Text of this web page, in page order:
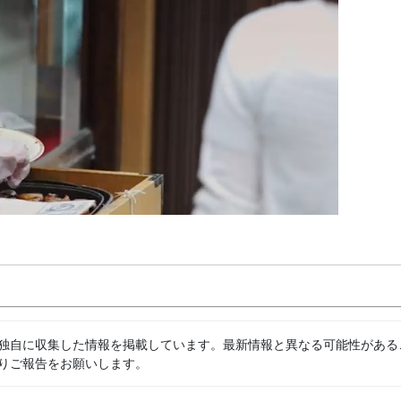
に収集した情報を掲載しています。最新情報と異なる可能性があ
ご報告をお願いします。